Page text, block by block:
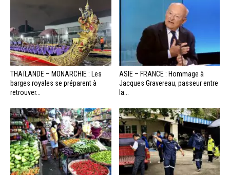
THAÏLANDE – MONARCHIE : Les
barges royales se préparent à
retrouver...
ASIE – FRANCE : Hommage à
Jacques Gravereau, passeur entre
la...